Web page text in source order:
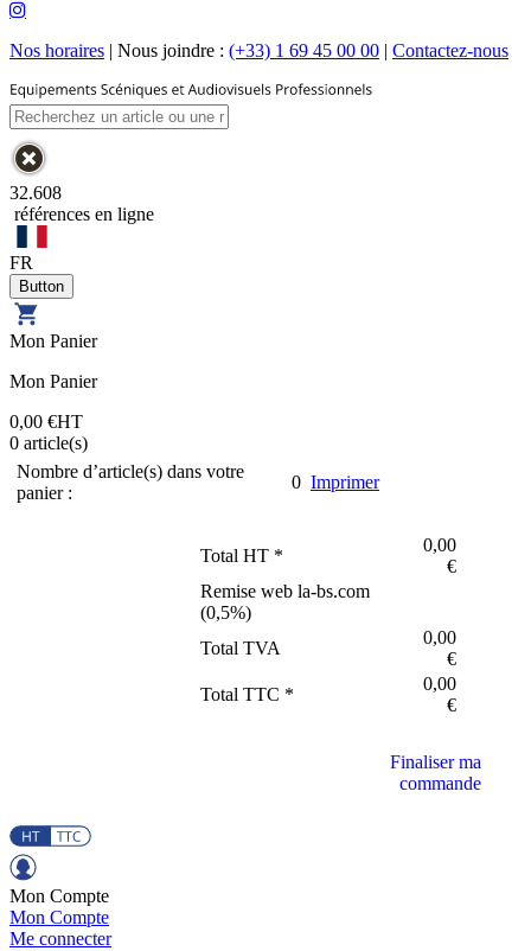
Nos horaires | Nous joindre : (+33) 1 69 45 00 00 | Contactez-nous
32.608
références en ligne
FR
Mon Panier
Mon Panier
0,00 €HT
0 article(s)
Nombre d’article(s) dans votre
panier :
0 Imprimer
Total HT *
0,00
€
Remise web la-bs.com
(0,5%)
Total TVA
0,00
€
Total TTC *
0,00
€
Finaliser ma
commande
Mon Compte
Mon Compte
Me connecter